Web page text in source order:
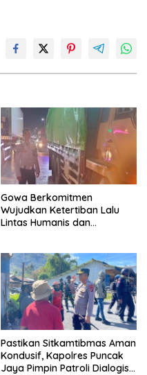
Gowa Berkomitmen
Wujudkan Ketertiban Lalu
Lintas Humanis dan
Pastikan Sitkamtibmas Aman
Kondusif, Kapolres Puncak
Jaya Pimpin Patroli Dialogis